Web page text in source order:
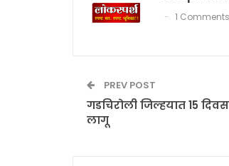
1 Comments
PREV POST
गडचिरोली जिल्हयात 15
लागू